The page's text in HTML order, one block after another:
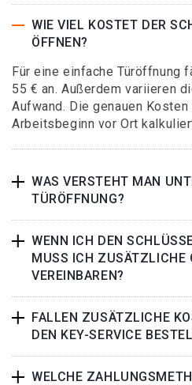
WIE VIEL KOSTET DER
ÖFFNEN?
Für eine einfache Türöffnung
55 € an. Außerdem variieren
Aufwand. Die genauen
Arbeitsbeginn vor Ort
WAS VERSTEHT MAN
TÜRÖFFNUNG?
WENN ICH DEN
MUSS ICH ZUSÄTZLICHE
VEREINBAREN?
FALLEN ZUSÄTZLICHE
DEN KEY-SERVICE
WELCHE